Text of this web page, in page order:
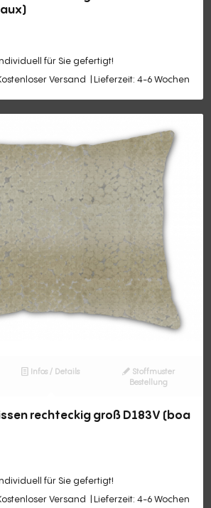
für Sie gefertigt!
Versand Lieferzeit: 4-6 Wochen
Infos / Details
Stoffmuster
Bestellung
rechteckig groß D183V (boa
für Sie gefertigt!
Versand Lieferzeit: 4-6 Wochen